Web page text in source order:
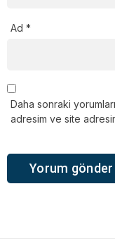
Ad *
Daha sonraki
adresim ve site